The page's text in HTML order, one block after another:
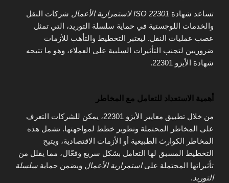
تساعد شهادة ISO 22301 لاستمرارية الأعمال
شركات النقل
والخدمات اللوجستية في حماية سلسلة التوريد، التي تمثل
عصب عمليات النقل. ليعتبر التخطيط والتأهب للأزمات
ضروريين لتجنب التأثيرات السلبية على العملاء، وهو ما تتيحه
شهادة الأيزو 22301.
أهمية الاستعداد للتعامل مع المخاطر
من خلال تطبيق معايير الأيزو 22301، يمكن للشركات التعرف
على المخاطر المحتملة وتطوير خطط لمواجهتها. تشمل هذه
المخاطر الكوارث الطبيعية أو الأزمات الاقتصادية، ويتيح
التخطيط المسبق لها التعامل بشكل سريع وفعّال، مما يقلل من
تأثيراتها المحتملة علىاستمرارية الأعمال ويضمن حماية سلسلة
التوريد.